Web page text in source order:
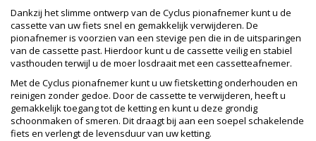
Dankzij het slimme ontwerp van de Cyclus pionafnemer kunt u de
cassette van uw fiets snel en gemakkelijk verwijderen. De
pionafnemer is voorzien van een stevige pen die in de uitsparingen
van de cassette past. Hierdoor kunt u de cassette veilig en stabiel
vasthouden terwijl u de moer losdraait met een cassetteafnemer.
Met de Cyclus pionafnemer kunt u uw fietsketting onderhouden en
reinigen zonder gedoe. Door de cassette te verwijderen, heeft u
gemakkelijk toegang tot de ketting en kunt u deze grondig
schoonmaken of smeren. Dit draagt bij aan een soepel schakelende
fiets en verlengt de levensduur van uw ketting.